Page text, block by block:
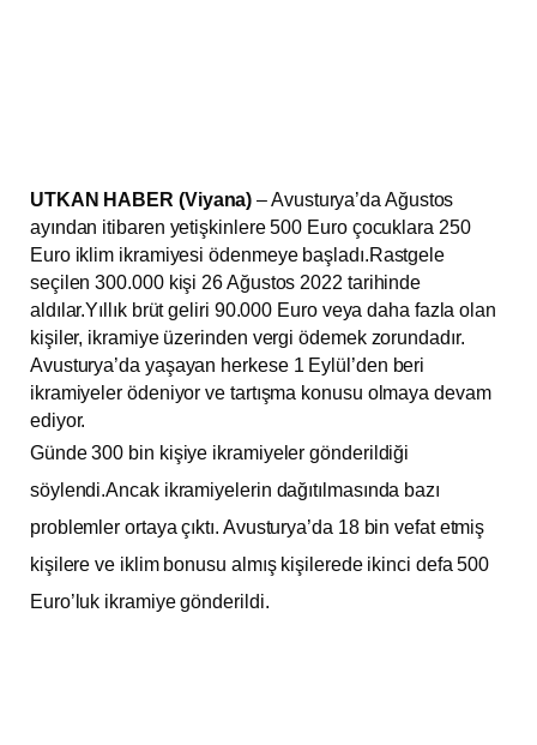
UTKAN HABER (Viyana) – Avusturya’da Ağustos
ayından itibaren yetişkinlere 500 Euro çocuklara 250
Euro iklim ikramiyesi ödenmeye başladı.Rastgele
seçilen 300.000 kişi 26 Ağustos 2022 tarihinde
aldılar.Yıllık brüt geliri 90.000 Euro veya daha fazla olan
kişiler, ikramiye üzerinden vergi ödemek zorundadır.
Avusturya’da yaşayan herkese 1 Eylül’den beri
ikramiyeler ödeniyor ve tartışma konusu olmaya devam
ediyor.
Günde 300 bin kişiye ikramiyeler gönderildiği
söylendi.Ancak ikramiyelerin dağıtılmasında bazı
problemler ortaya çıktı. Avusturya’da 18 bin vefat etmiş
kişilere ve iklim bonusu almış kişilerede ikinci defa 500
Euro’luk ikramiye gönderildi.